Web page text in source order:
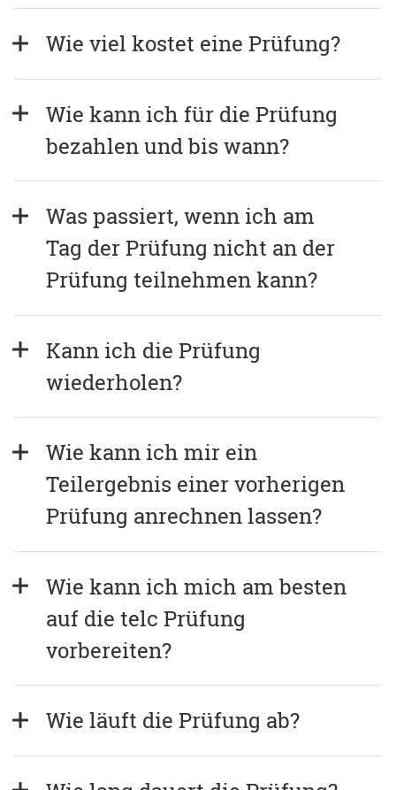
Wie viel kostet eine Prüfung?
Wie kann ich für die Prüfung
bezahlen und bis wann?
Was passiert, wenn ich am
Tag der Prüfung nicht an der
Prüfung teilnehmen kann?
Kann ich die Prüfung
wiederholen?
Wie kann ich mir ein
Teilergebnis einer vorherigen
Prüfung anrechnen lassen?
Wie kann ich mich am besten
auf die telc Prüfung
vorbereiten?
Wie läuft die Prüfung ab?